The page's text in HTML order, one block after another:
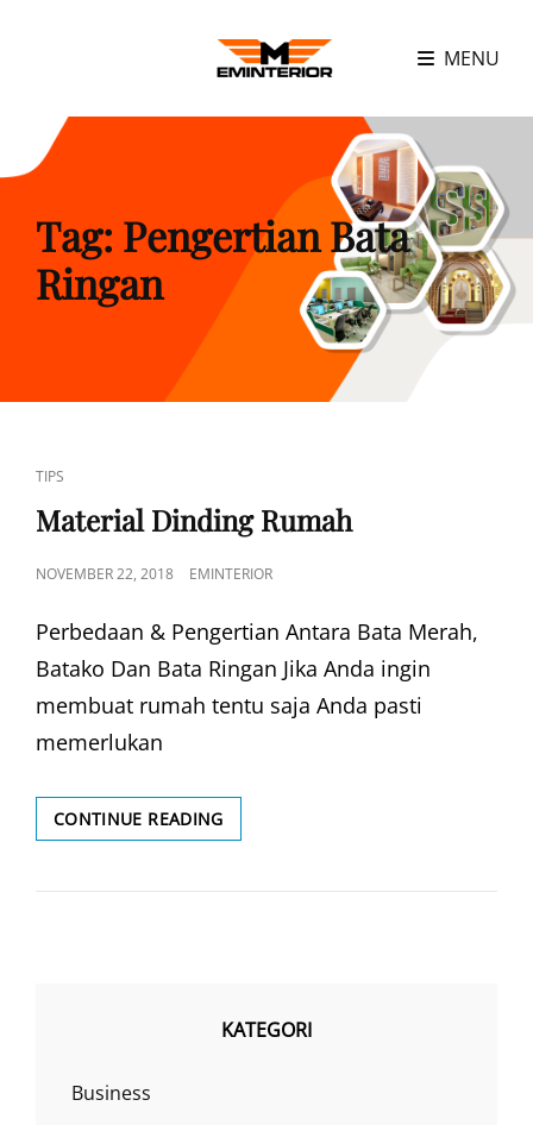
MENU
Tag: Pengertian Bata
Ringan
CAT
LINKS
TIPS
Material Dinding Rumah
POSTED
NOVEMBER 22, 2018 EMINTERIOR
Perbedaan & Pengertian Antara Bata Merah,
Batako Dan Bata Ringan Jika Anda ingin
membuat rumah tentu saja Anda pasti
memerlukan
CONTINUE READINGMATERIAL
DINDING
KATEGORI
Business